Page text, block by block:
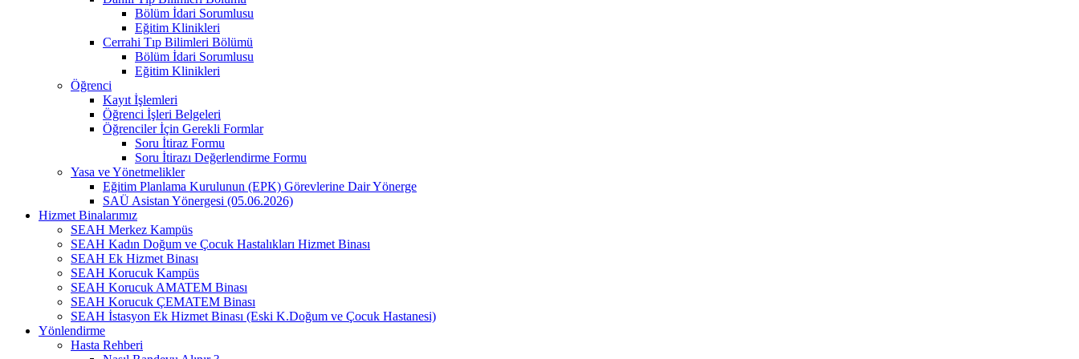
Bölüm İdari Sorumlusu
Eğitim Klinikleri
Cerrahi Tıp Bilimleri Bölümü
Bölüm İdari Sorumlusu
Eğitim Klinikleri
Öğrenci
Kayıt İşlemleri
Öğrenci İşleri Belgeleri
Öğrenciler İçin Gerekli Formlar
Soru İtiraz Formu
Soru İtirazı Değerlendirme Formu
Yasa ve Yönetmelikler
Eğitim Planlama Kurulunun (EPK) Görevlerine Dair Yönerge
SAÜ Asistan Yönergesi (05.06.2026)
Hizmet Binalarımız
SEAH Merkez Kampüs
SEAH Kadın Doğum ve Çocuk Hastalıkları Hizmet Binası
SEAH Ek Hizmet Binası
SEAH Korucuk Kampüs
SEAH Korucuk AMATEM Binası
SEAH Korucuk ÇEMATEM Binası
SEAH İstasyon Ek Hizmet Binası (Eski K.Doğum ve Çocuk Hastanesi)
Yönlendirme
Hasta Rehberi